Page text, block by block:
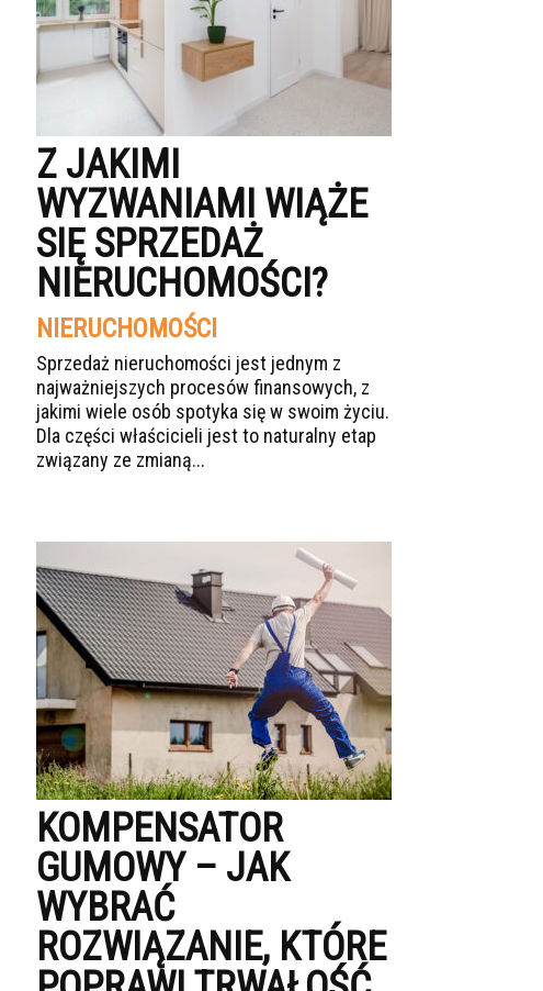
Z JAKIMI
WYZWANIAMI WIĄŻE
SIĘ SPRZEDAŻ
NIERUCHOMOŚCI?
NIERUCHOMOŚCI
Sprzedaż nieruchomości jest jednym z
najważniejszych procesów finansowych, z
jakimi wiele osób spotyka się w swoim życiu.
Dla części właścicieli jest to naturalny etap
związany ze zmianą...
KOMPENSATOR
GUMOWY – JAK
WYBRAĆ
ROZWIĄZANIE, KTÓRE